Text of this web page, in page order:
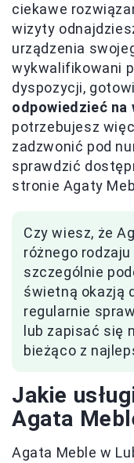
ciekawe
wizyty
urządzenia
wykwalifikowani
dyspozycji,
odpowiedzieć na
potrzebujesz
zadzwonić pod
sprawdzić
stronie Agaty
Czy wiesz, że
różnego
szczególnie
świetną okazją
regularnie
lub zapisać się
bieżąco z
Jakie
Agata
Agata Meble w